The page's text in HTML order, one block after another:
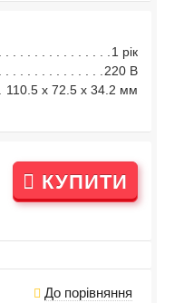
1 рік
220 В
110.5 х 72.5 х 34.2 мм
КУПИТИ
До порівняння